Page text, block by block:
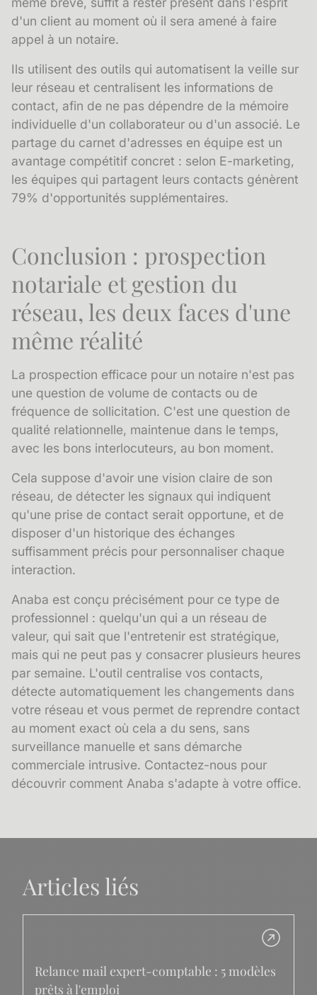
d'un client au moment où il sera amené à faire
appel à un notaire.
Ils utilisent des outils qui automatisent la veille sur
leur réseau et centralisent les informations de
contact, afin de ne pas dépendre de la mémoire
individuelle d'un collaborateur ou d'un associé. Le
partage du carnet d'adresses en équipe est un
avantage compétitif concret : selon E-marketing,
les équipes qui partagent leurs contacts génèrent
79% d'opportunités supplémentaires.
Conclusion : prospection
notariale et gestion du
réseau, les deux faces d'une
même réalité
La prospection efficace pour un notaire n'est pas
une question de volume de contacts ou de
fréquence de sollicitation. C'est une question de
qualité relationnelle, maintenue dans le temps,
avec les bons interlocuteurs, au bon moment.
Cela suppose d'avoir une vision claire de son
réseau, de détecter les signaux qui indiquent
qu'une prise de contact serait opportune, et de
disposer d'un historique des échanges
suffisamment précis pour personnaliser chaque
interaction.
Anaba est conçu précisément pour ce type de
professionnel : quelqu'un qui a un réseau de
valeur, qui sait que l'entretenir est stratégique,
mais qui ne peut pas y consacrer plusieurs heures
par semaine. L'outil centralise vos contacts,
détecte automatiquement les changements dans
votre réseau et vous permet de reprendre contact
au moment exact où cela a du sens, sans
surveillance manuelle et sans démarche
commerciale intrusive. Contactez-nous pour
découvrir comment Anaba s'adapte à votre office.
Articles liés
Relance mail expert-comptable : 5 modèles
prêts à l'emploi